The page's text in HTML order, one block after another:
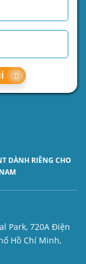
DÀNH RIÊNG CHO
Park, 720A Điện
Hồ Chí Minh,